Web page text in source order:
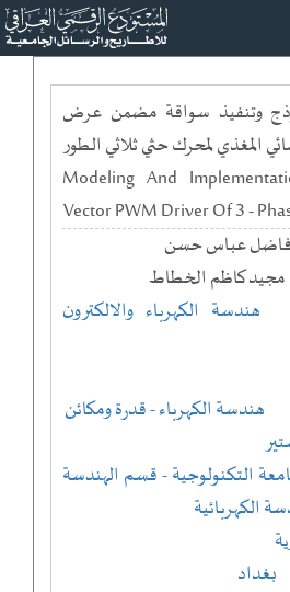
وتنفيذ سواقة مضمن عرض
المغذي لمحرك حثي ثلاثي الطور
== Modeling And
Vector PWM Driver Of 3 -
فاضل عباس حسن
مجيد كاظم الخطاط
هندسة الكهرباء والالكترون
هندسة الكهرباء - قدرة ومكائن
التكنولوجية- قسم الهندسة
الكهربائية
بغداد